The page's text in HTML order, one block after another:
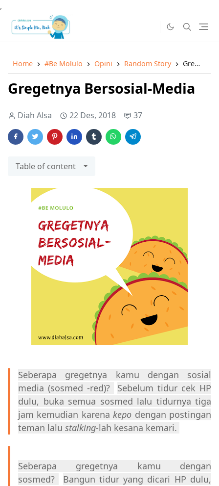
,
Home #Be Molulo Opini Random Story Gregetnya Bersosial-Media
Gregetnya Bersosial-Media
Diah Alsa 22 Des, 2018 37
Table of content
Seberapa gregetnya kamu dengan sosial
media (sosmed -red)?
Sebelum tidur cek HP
dulu, buka semua sosmed lalu tidurnya tiga
jam kemudian karenakepo dengan postingan
teman lalu stalking-lah kesana kemari.
Seberapa gregetnya kamu dengan
sosmed?
Bangun tidur yang dicari HP dulu,